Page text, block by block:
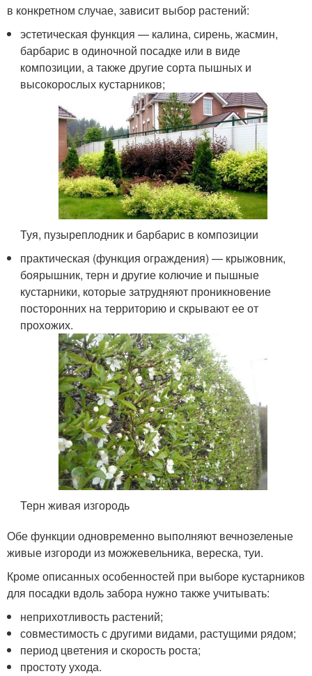
в конкретном случае, зависит выбор растений:
эстетическая функция — калина, сирень, жасмин,
барбарис в одиночной посадке или в виде
композиции, а также другие сорта пышных и
высокорослых кустарников;
Туя, пузыреплодник и барбарис в композиции
практическая (функция ограждения) — крыжовник,
боярышник, терн и другие колючие и пышные
кустарники, которые затрудняют проникновение
посторонних на территорию и скрывают ее от
прохожих.
Терн живая изгородь
Обе функции одновременно выполняют вечнозеленые
живые изгороди из можжевельника, вереска, туи.
Кроме описанных особенностей при выборе кустарников
для посадки вдоль забора нужно также учитывать:
неприхотливость растений;
совместимость с другими видами, растущими рядом;
период цветения и скорость роста;
простоту ухода.